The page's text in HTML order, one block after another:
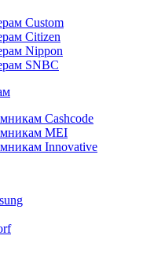
Custom
Citizen
Nippon
SNBC
Cashcode
MEI
Innovative